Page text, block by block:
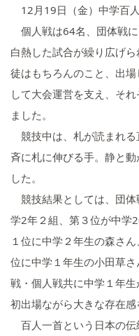
12月19日（金）中学百
個人戦は64名、団体戦に
白熱した試合が繰り広げ
徒はもちろんのこと、出
して大会運営を支え、そ
ました。
競技中は、札が読まれる
斉に札に伸びる手。静と
した。
競技結果としては、団体
学2年２組、第３位が中学
１位に中学２年生の森さ
位に中学１年生の小田草
戦・個人戦共に中学１年生
初出場ながら大きな存在感
百人一首という日本の伝